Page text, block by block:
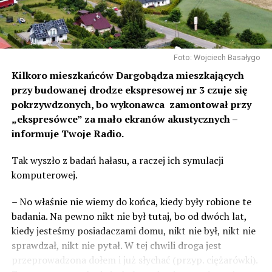
Foto: Wojciech Basałygo
Kilkoro mieszkańców Dargobądza mieszkających
przy budowanej drodze ekspresowej nr 3 czuje się
pokrzywdzonych, bo wykonawca zamontował przy
„ekspresówce” za mało ekranów akustycznych –
informuje Twoje Radio.
Tak wyszło z badań hałasu, a raczej ich symulacji
komputerowej.
– No właśnie nie wiemy do końca, kiedy były robione te
badania. Na pewno nikt nie był tutaj, bo od dwóch lat,
kiedy jesteśmy posiadaczami domu, nikt nie był, nikt nie
sprawdzał, nikt nie pytał. W tej chwili droga jest
przeprowadzona dołem i już słychać (przyp. ciężarówki).